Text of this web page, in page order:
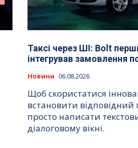
Таксі через ШІ: Bolt
інтегрував замовлення
Новини 06.08.2026
Щоб скористатися
встановити відповідний
просто написати
діалоговому вікні.